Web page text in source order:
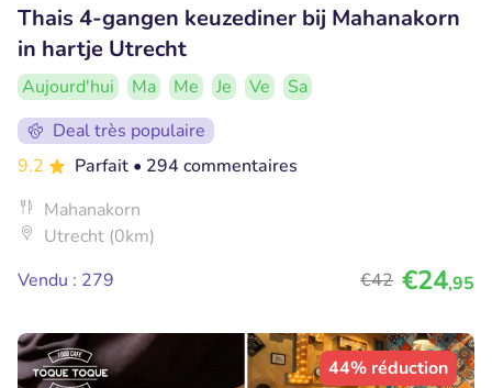
Thais 4-gangen keuzediner bij Mahanakorn
in hartje Utrecht
Aujourd'hui Ma Me Je Ve
Sa
Deal très populaire
9.2
Parfait • 294 commentaires
Mahanakorn
Utrecht (0km)
Vendu : 279
€42 €24,95
44% réduction